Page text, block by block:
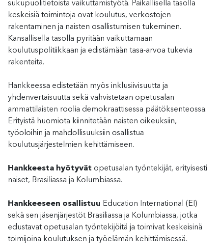
sukupuolitietoista vaikuttamistyötä. Paikallisella tasolla
keskeisiä toimintoja ovat koulutus, verkostojen
rakentaminen ja naisten osallistumisen tukeminen.
Kansallisella tasolla pyritään vaikuttamaan
koulutuspolitiikkaan ja edistämään tasa-arvoa tukevia
rakenteita.
Hankkeessa edistetään myös inklusiivisuutta ja
yhdenvertaisuutta sekä vahvistetaan opetusalan
ammattilaisten roolia demokraattisessa päätöksenteossa.
Erityistä huomiota kiinnitetään naisten oikeuksiin,
työoloihin ja mahdollisuuksiin osallistua
koulutusjärjestelmien kehittämiseen.
Hankkeesta hyötyvät opetusalan työntekijät, erityisesti
naiset, Brasiliassa ja Kolumbiassa.
Hankkeeseen osallistuu Education International (EI)
sekä sen jäsenjärjestöt Brasiliassa ja Kolumbiassa, jotka
edustavat opetusalan työntekijöitä ja toimivat keskeisinä
toimijoina koulutuksen ja työelämän kehittämisessä.